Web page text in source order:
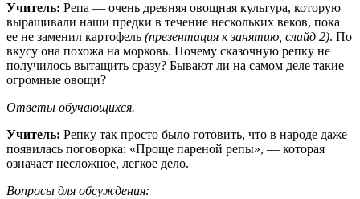
Учитель: Репа — очень древняя овощная культура, которую
выращивали наши предки в течение нескольких веков, пока
ее не заменил картофель (презентация к занятию, слайд 2). По
вкусу она похожа на морковь. Почему сказочную репку не
получилось вытащить сразу? Бывают ли на самом деле такие
огромные овощи?
Ответы обучающихся.
Учитель: Репку так просто было готовить, что в народе даже
появилась поговорка: «Проще пареной репы», — которая
означает несложное, легкое дело.
Вопросы для обсуждения: